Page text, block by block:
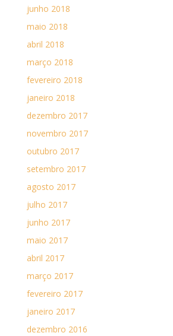
junho 2018
maio 2018
abril 2018
março 2018
fevereiro 2018
janeiro 2018
dezembro 2017
novembro 2017
outubro 2017
setembro 2017
agosto 2017
julho 2017
junho 2017
maio 2017
abril 2017
março 2017
fevereiro 2017
janeiro 2017
dezembro 2016